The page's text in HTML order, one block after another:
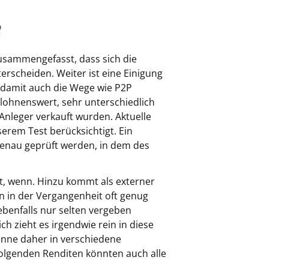
dass sich die
Weiter ist eine Einigung
auch die Wege wie P2P
sehr unterschiedlich
verkauft wurden. Aktuelle
Test berücksichtigt. Ein
geprüft werden, in dem des
wenn. Hinzu kommt als externer
in der Vergangenheit oft genug
nur selten vergeben
zieht es irgendwie rein in diese
daher in verschiedene
Renditen könnten auch alle